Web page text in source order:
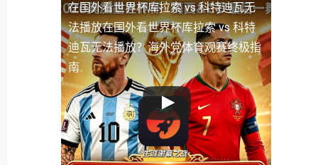
在国外看世界杯库拉索 vs 科特迪瓦无
法播放在国外看世界杯库拉索 vs 科特
迪瓦无法播放？海外党体育观赛终极指
南